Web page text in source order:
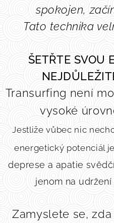
spokojen,
Tato technika
ŠETŘTE SVOU
Transurfing není
vysoké
Jestliže vůbec nic
energetický potenciál
deprese a apatie
jenom na
Zamyslete se,